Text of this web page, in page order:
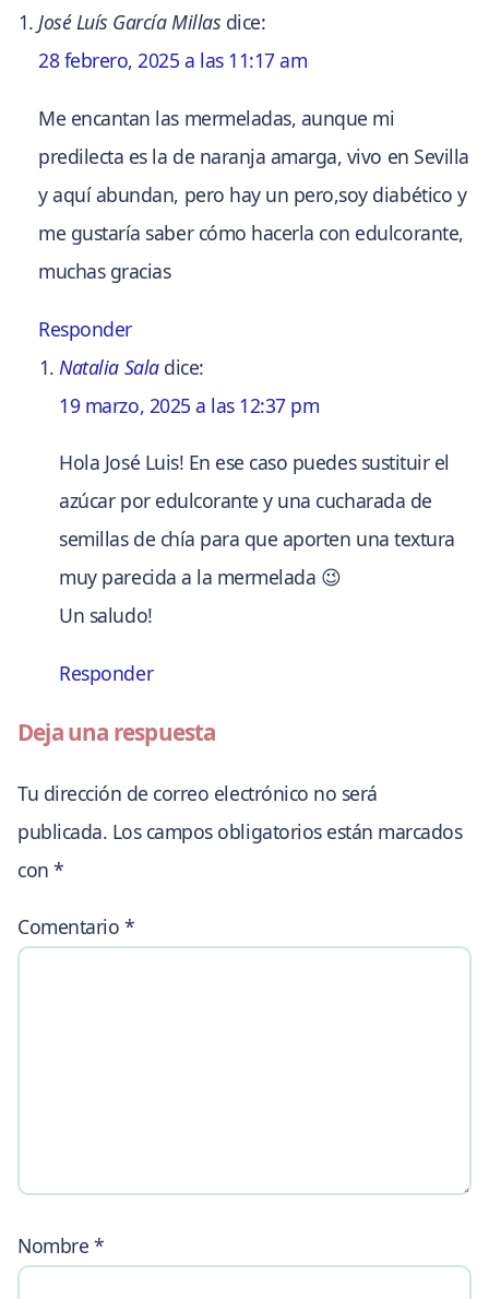
José Luís García Millas dice:
28 febrero, 2025 a las 11:17 am
Me encantan las mermeladas, aunque mi
predilecta es la de naranja amarga, vivo en Sevilla
y aquí abundan, pero hay un pero,soy diabético y
me gustaría saber cómo hacerla con edulcorante,
muchas gracias
Responder
Natalia Sala dice:
19 marzo, 2025 a las 12:37 pm
Hola José Luis! En ese caso puedes sustituir el
azúcar por edulcorante y una cucharada de
semillas de chía para que aporten una textura
muy parecida a la mermelada 😉
Un saludo!
Responder
Deja una respuesta
Tu dirección de correo electrónico no será
publicada. Los campos obligatorios están marcados
con*
Comentario *
Nombre *